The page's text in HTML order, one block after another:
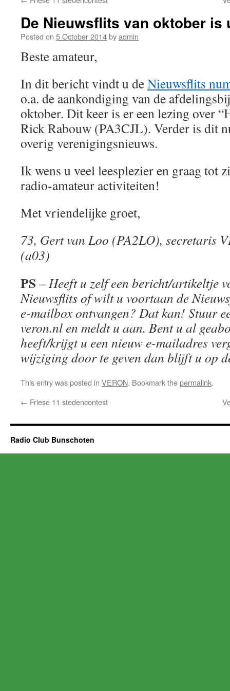
De Nieuwsflits van oktober is
Posted on 5 October 2014byadmin
Beste amateur,
In dit bericht vindt u deNieuwsflits
o.a. de aankondiging van de
oktober. Dit keer is er een lezing over
Rick Rabouw (PA3CJL). Verder is dit
overig verenigingsnieuws.
Ik wens u veel leesplezier en graag tot
radio-amateur activiteiten!
Met vriendelijke groet,
73, Gert van Loo (PA2LO), secretaris
(a03)
PS –Heeft u zelf een bericht/artikeltje
Nieuwsflits of wilt u voortaan de
e-mailbox ontvangen? Dat kan! Stuur
veron.nl en meldt u aan. Bent u al
heeft/krijgt u een nieuw e-mailadres
wijziging door te geven dan blijft u op
This entry was posted in VERON. Bookmark thepermalink.
← Friese 11 stedencontest
Radio Club Bunschoten